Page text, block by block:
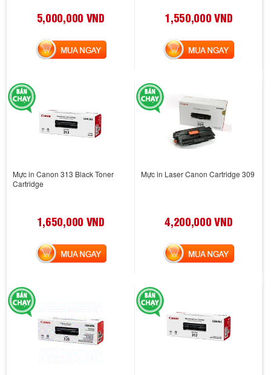
5,000,000 VND
MUA NGAY
1,550,000 VND
MUA NGAY
Mực in Canon 313 Black Toner
Cartridge
1,650,000 VND
MUA NGAY
Mực in Laser Canon Cartridge 309
4,200,000 VND
MUA NGAY